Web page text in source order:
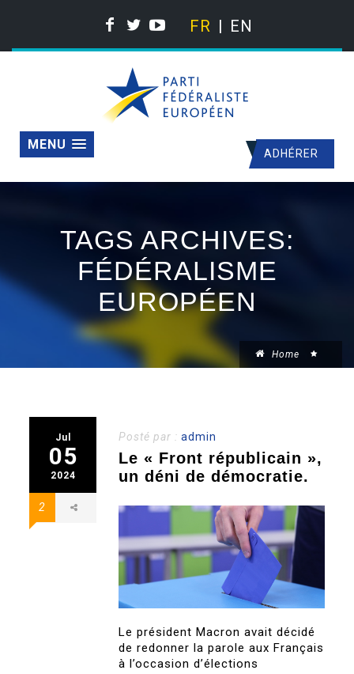
FR EN
ADHÉRER
MENU
TAGS ARCHIVES:
FÉDÉRALISME
EUROPÉEN
Home
Jul
05
2024
2
Posté par :admin
Le « Front républicain »,
un déni de démocratie.
Le président Macron avait décidé
de redonner la parole aux Français
à l’occasion d’élections